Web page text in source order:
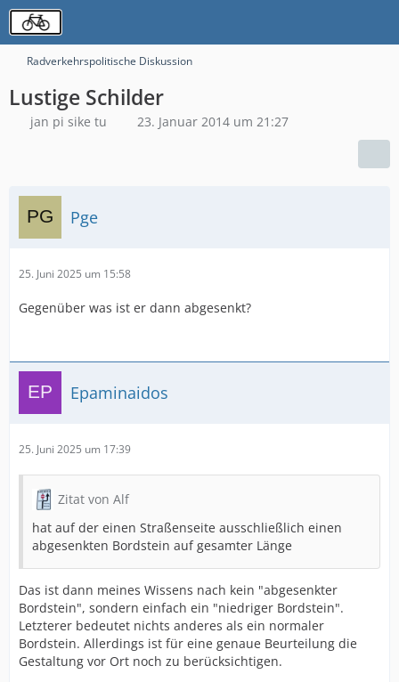
Radverkehrspolitische Diskussion
Lustige Schilder
jan pi sike tu 23. Januar 2014 um 21:27
Pge
25. Juni 2025 um 15:58
Gegenüber was ist er dann abgesenkt?
Epaminaidos
25. Juni 2025 um 17:39
Zitat von Alf
hat auf der einen Straßenseite ausschließlich einen
abgesenkten Bordstein auf gesamter Länge
Das ist dann meines Wissens nach kein "abgesenkter
Bordstein", sondern einfach ein "niedriger Bordstein".
Letzterer bedeutet nichts anderes als ein normaler
Bordstein. Allerdings ist für eine genaue Beurteilung die
Gestaltung vor Ort noch zu berücksichtigen.